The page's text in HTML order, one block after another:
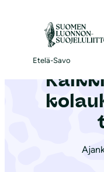
Etelä-Savo
Etusivu|